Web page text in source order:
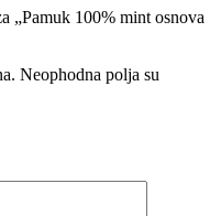
„Pamuk 100% mint osnova
Neophodna polja su